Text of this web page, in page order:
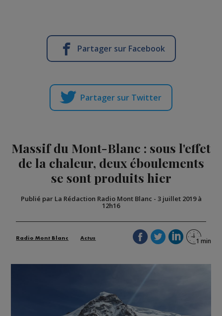
Partager sur Facebook
Partager sur Twitter
Massif du Mont-Blanc : sous l'effet
de la chaleur, deux éboulements
se sont produits hier
Publié par La Rédaction Radio Mont Blanc - 3 juillet 2019 à
12h16
Radio Mont Blanc Actus